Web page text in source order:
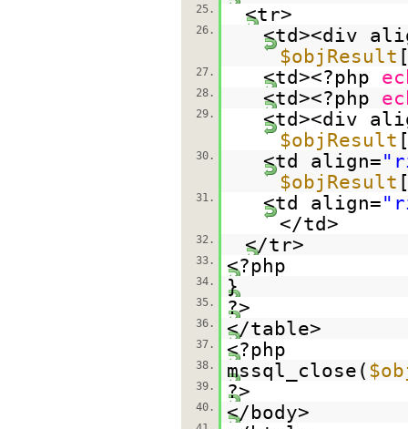
25. <tr>
26.
<td><div
$objResult
27. <td><?php
28. <td><?php
29.
<td><div
$objResult
30. <td align=
$objResult
31. <td align=
</td>
32. </tr>
33. <?php
34. }
35. ?>
36. </table>
37. <?php
38. mssql_close(
39. ?>
40. </body>